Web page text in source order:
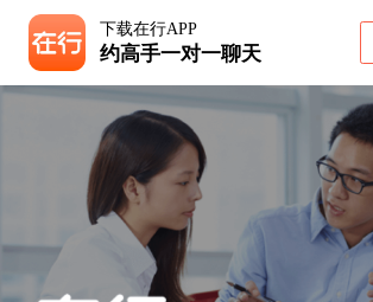
下载在行APP
约高手一对一聊天